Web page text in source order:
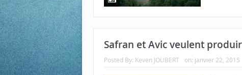
Safran et Avic veulent
Posted By: Keven JOUBERT on: janvier 22, 2015